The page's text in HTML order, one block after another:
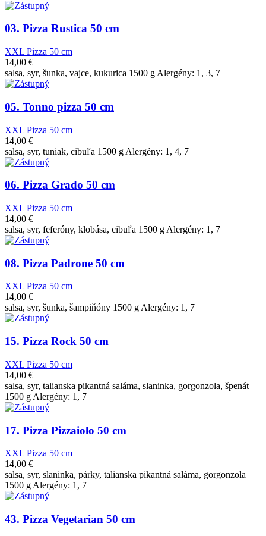
03. Pizza Rustica 50 cm
XXL Pizza 50 cm
14,00 €
salsa, syr, šunka, vajce, kukurica 1500 g Alergény: 1, 3, 7
05. Tonno pizza 50 cm
XXL Pizza 50 cm
14,00 €
salsa, syr, tuniak, cibuľa 1500 g Alergény: 1, 4, 7
06. Pizza Grado 50 cm
XXL Pizza 50 cm
14,00 €
salsa, syr, feferóny, klobása, cibuľa 1500 g Alergény: 1, 7
08. Pizza Padrone 50 cm
XXL Pizza 50 cm
14,00 €
salsa, syr, šunka, šampiňóny 1500 g Alergény: 1, 7
15. Pizza Rock 50 cm
XXL Pizza 50 cm
14,00 €
salsa, syr, talianska pikantná saláma, slaninka, gorgonzola, špenát
1500 g Alergény: 1, 7
17. Pizza Pizzaiolo 50 cm
XXL Pizza 50 cm
14,00 €
salsa, syr, slaninka, párky, talianska pikantná saláma, gorgonzola
1500 g Alergény: 1, 7
43. Pizza Vegetarian 50 cm